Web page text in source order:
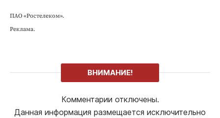
ПАО «Ростелеком».
Реклама.
ВНИМАНИЕ!
Комментарии отключены.
Данная информация размещается исключительно